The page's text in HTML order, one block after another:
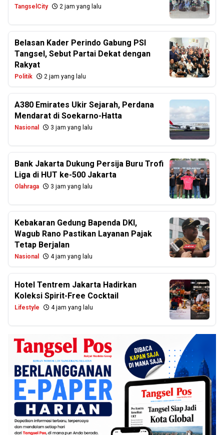
TangselCity 2 jam yang lalu
Belasan Kader Perindo Gabung PSI
Tangsel, Sebut Partai Dekat dengan
Rakyat
Politik 2 jam yang lalu
A380 Emirates Ukir Sejarah, Perdana
Mendarat di Soekarno-Hatta
Nasional 3 jam yang lalu
Bank Jakarta Dukung Persija Buru Trofi
Liga di HUT ke-500 Jakarta
Olahraga 3 jam yang lalu
Kebakaran Gedung Bapenda DKI,
Wagub Rano Pastikan Layanan Pajak
Tetap Berjalan
Nasional 4 jam yang lalu
Hotel Tentrem Jakarta Hadirkan
Koleksi Spirit-Free Cocktail
Lifestyle 4 jam yang lalu